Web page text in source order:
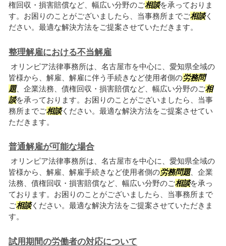
権回収・損害賠償など、幅広い分野のご相談を承っておりま
す。お困りのことがございましたら、当事務所までご相談く
ださい。最適な解決方法をご提案させていただきます。
整理解雇における不当解雇
オリンピア法律事務所は、名古屋市を中心に、愛知県全域の
皆様から、解雇、解雇に伴う手続きなど使用者側の労務問
題、企業法務、債権回収・損害賠償など、幅広い分野のご相
談を承っております。お困りのことがございましたら、当事
務所までご相談ください。最適な解決方法をご提案させてい
ただきます。
普通解雇が可能な場合
オリンピア法律事務所は、名古屋市を中心に、愛知県全域の
皆様から、解雇、解雇手続きなど使用者側の労務問題、企業
法務、債権回収・損害賠償など、幅広い分野のご相談を承っ
ております。お困りのことがございましたら、当事務所まで
ご相談ください。最適な解決方法をご提案させていただきま
す。
試用期間の労働者の対応について